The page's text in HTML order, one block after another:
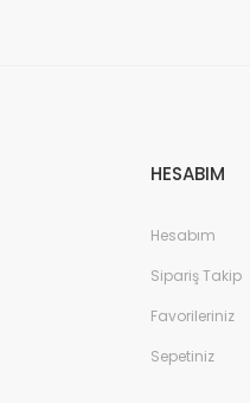
HESABIM
Hesabım
Sipariş Takip
Favorileriniz
Sepetiniz